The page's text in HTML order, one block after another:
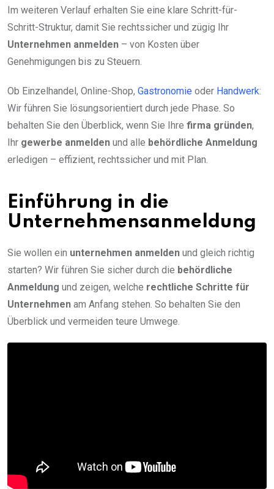
Im weiteren Verlauf erhalten Sie eine klare Schritt-für-
Schritt-Struktur, damit Sie rechtssicher und zügig Ihr
Unternehmen anmelden – von Kosten über
Genehmigungen bis zu Steuern.
Ob Einzelhandel, Online-Shop, Gastronomie oder Handwerk:
Wir führen Sie lösungsorientiert durch jede Phase. So
behalten Sie den Überblick, wenn Sie Ihre firma gründen,
Ihr gewerbe anmelden und alle behördliche Anmeldung
erledigen – effizient, rechtssicher und mit Plan.
Einführung in die
Unternehmensanmeldung
Sie wollen ein unternehmen anmelden und gleich richtig
starten? Wir führen Sie sicher durch die behördliche
Anmeldung und zeigen, welche rechtliche Schritte für
Unternehmen am Anfang stehen. So behalten Sie den
Überblick und vermeiden teure Umwege.